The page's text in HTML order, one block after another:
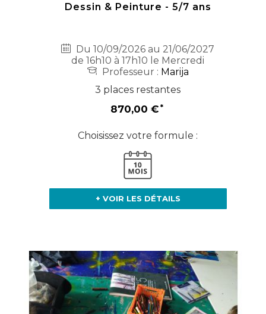
Dessin & Peinture - 5/7 ans
Du 10/09/2026 au 21/06/2027
de 16h10 à 17h10 le Mercredi
Professeur : Marija
3 places restantes
870,00 €
Choisissez votre formule :
+ VOIR LES DÉTAILS